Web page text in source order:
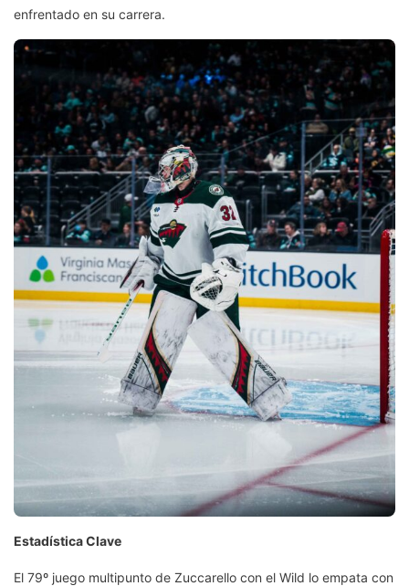
enfrentado en su carrera.
Estadística Clave
El 79º juego multipunto de Zuccarello con el Wild lo empata con